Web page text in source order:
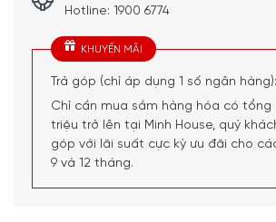
Phần chất liệu sắt tráng men của
Flora 0284-070 được làm từ sắt nung
nhiệt độ cao nên hoàn toàn tự nhiên.
nhẵn, đảm bảo vệ sinh hoàn hảo vì
vi khuẩn có hại phát triển và dễ làm
dụng và chăm sóc đúng cách, dụng cụ
Hotline: 1900 6774
KHUYẾN MÃI
Trả góp (chỉ áp dụng 1 số ngân hàng):
Chỉ cần mua sắm hàng hóa có tổng
triệu trở lên tại Minh House, quý
góp với lãi suất cực kỳ ưu đãi cho
9 và 12 tháng.